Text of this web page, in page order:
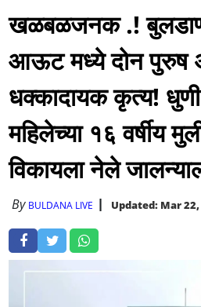
खळबळजनक .!
आऊट मध्ये दोन पुरुष
धक्कादायक कृत्य! धुणी
महिलेच्या १६ वर्षीय
विकायला नेले
By BULDANA LIVE Updated: Mar